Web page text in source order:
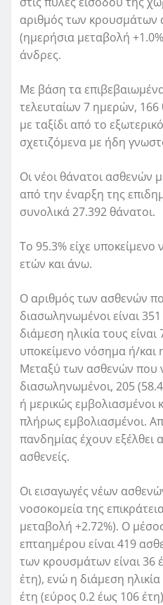
αριθμός των κρουσμάτων
(ημερήσια μεταβολή
άνδρες.
Με βάση τα
τελευταίων 7 ημερών,
με ταξίδι από το
σχετιζόμενα με ήδη
Οι νέοι θάνατοι ασθενών
από την έναρξη της
συνολικά 27.392 θάνατοι.
Το 95.3% είχε υποκείμενο
ετών και άνω.
Ο αριθμός των ασθενών
διασωληνωμένοι είναι
διάμεση ηλικία τους είναι
υποκείμενο νόσημα ή/και
Μεταξύ των ασθενών που
διασωληνωμένοι, 205
ή μερικώς εμβολιασμένοι
πλήρως εμβολιασμένοι.
πανδημίας έχουν εξέλθει
ασθενείς.
Οι εισαγωγές νέων
νοσοκομεία της
μεταβολή +2.72%). Ο
επταημέρου είναι 419
των κρουσμάτων είναι 36
έτη), ενώ η διάμεση
έτη (εύρος 0.2 έως 106